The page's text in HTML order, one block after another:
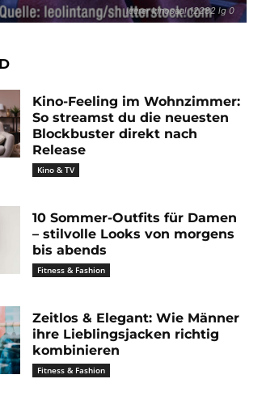
leerer kinosaal 12282 lg 0
Kino-Feeling im Wohnzimmer:
So streamst du die neuesten
Blockbuster direkt nach
Release
Kino & TV
10 Sommer-Outfits für Damen
– stilvolle Looks von morgens
bis abends
Fitness & Fashion
Zeitlos & Elegant: Wie Männer
ihre Lieblingsjacken richtig
kombinieren
Fitness & Fashion